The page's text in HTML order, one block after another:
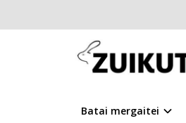
Batai mergaitei
Pagrindinis D.D.Step
BAREFOOT